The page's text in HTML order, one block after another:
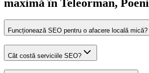
maximă în Teleorman, Poeni
Funcționează SEO pentru o afacere locală mică?
Cât costă serviciile SEO?